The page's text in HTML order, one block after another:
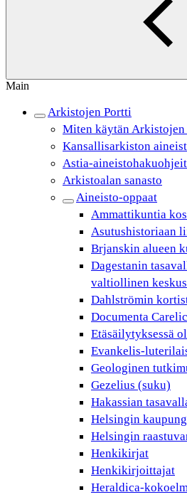
Main
Arkistojen Portti
Miten käytän Arkistojen
Kansallisarkiston
Astia-
Arkistoalan sanasto
Aineisto-oppaat
Ammattikuntia
Asutushistoriaan
Brjanskin alueen
Dagestanin
valtiollinen
Dahlströmin
Documenta
Etäsäilytyksessä
Evankelis-
Geologinen
Gezelius (suku)
Hakassian
Helsingin
Helsingin
Henkikirjat
Henkikirjoittajat
Heraldica-